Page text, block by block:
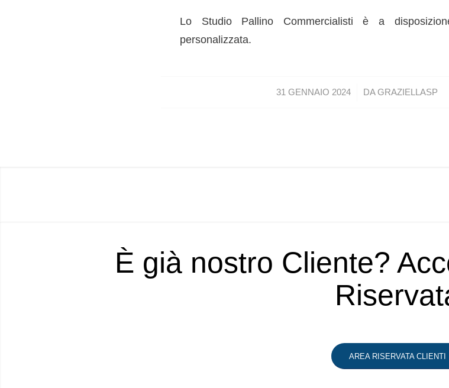
Lo Studio Pallino Commercialisti è a
personalizzata.
31 GENNAIO 2024
/ DAGRAZIELLASP
È già nostro Cliente?
AREA RISERVATA CLIENTI